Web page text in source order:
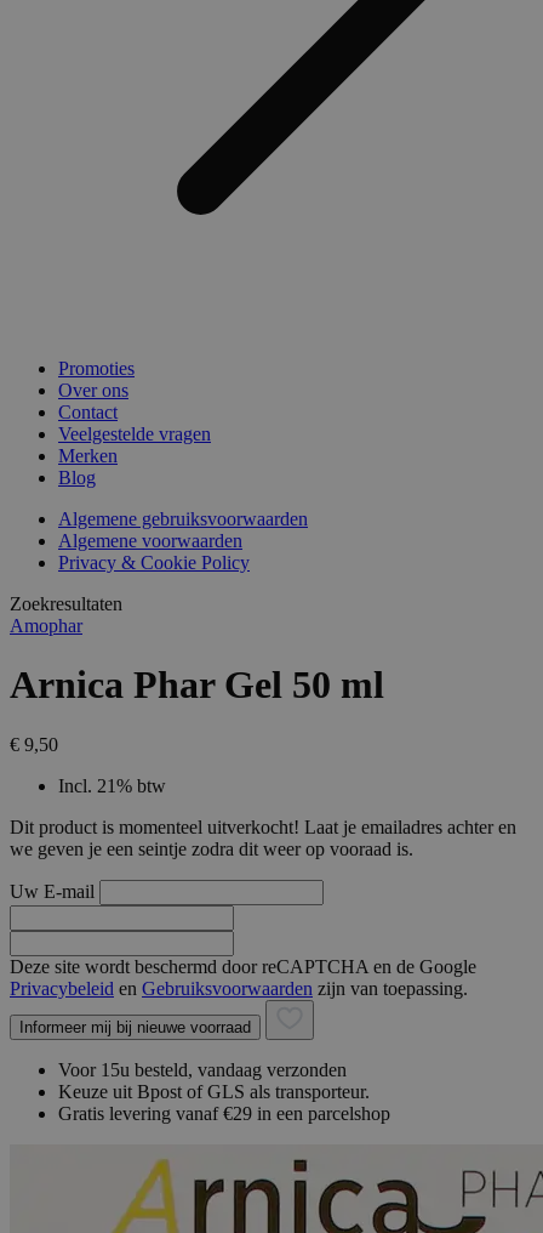
Promoties
Over ons
Contact
Veelgestelde vragen
Merken
Blog
Algemene gebruiksvoorwaarden
Algemene voorwaarden
Privacy & Cookie Policy
Zoekresultaten
Amophar
Arnica Phar Gel 50 ml
€ 9,50
Incl. 21% btw
Dit product is momenteel uitverkocht! Laat je emailadres achter en
we geven je een seintje zodra dit weer op vooraad is.
Uw E-mail
Deze site wordt beschermd door reCAPTCHA en de Google
Privacybeleid en Gebruiksvoorwaarden zijn van toepassing.
Informeer mij bij nieuwe voorraad
Voor 15u besteld, vandaag verzonden
Keuze uit Bpost of GLS als transporteur.
Gratis levering vanaf €29 in een parcelshop